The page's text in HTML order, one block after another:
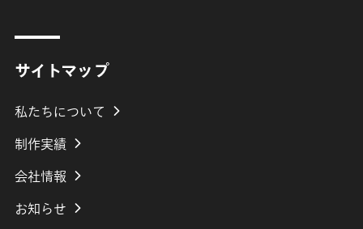
サイトマップ
私たちについて
制作実績
会社情報
お知らせ